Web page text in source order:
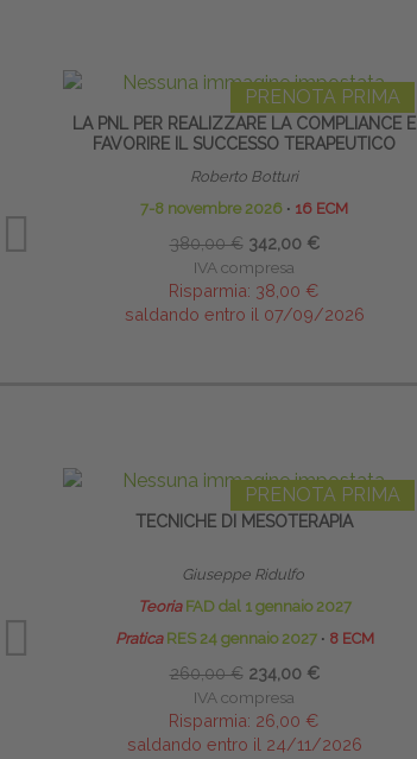
PRENOTA PRIMA
LA PNL PER REALIZZARE LA COMPLIANCE E
FAVORIRE IL SUCCESSO TERAPEUTICO
Roberto Botturi
7-8 novembre 2026 ∙ 16 ECM
380,00 € 342,00 €
IVA compresa
Risparmia: 38,00 €
saldando entro il 07/09/2026
PRENOTA PRIMA
TECNICHE DI MESOTERAPIA
Giuseppe Ridulfo
Teoria FAD dal 1 gennaio 2027
PraticaRES 24 gennaio 2027 ∙ 8 ECM
260,00 € 234,00 €
IVA compresa
Risparmia: 26,00 €
saldando entro il 24/11/2026